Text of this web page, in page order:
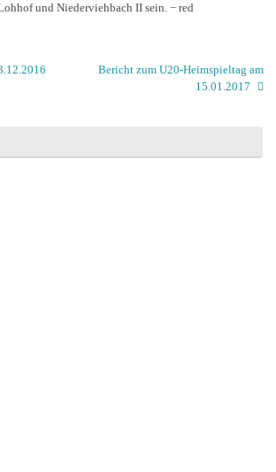
und Niederviehbach II sein. − red
Bericht zum U20-Heimspieltag am
15.01.2017